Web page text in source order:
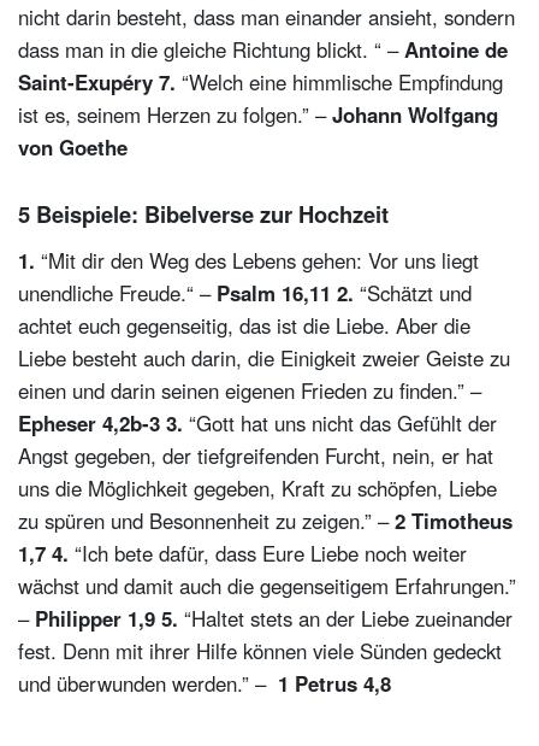
nicht darin besteht, dass man einander ansieht, sondern
dass man in die gleiche Richtung blickt. “ – Antoine de
Saint-Exupéry 7. “Welch eine himmlische Empfindung
ist es, seinem Herzen zu folgen.” –Johann Wolfgang
von Goethe
5 Beispiele: Bibelverse zur Hochzeit
1. “Mit dir den Weg des Lebens gehen: Vor uns liegt
unendliche Freude.“ – Psalm 16,11 2. “Schätzt und
achtet euch gegenseitig, das ist die Liebe. Aber die
Liebe besteht auch darin, die Einigkeit zweier Geiste zu
einen und darin seinen eigenen Frieden zu finden.” –
Epheser 4,2b-3 3. “Gott hat uns nicht das Gefühlt der
Angst gegeben, der tiefgreifenden Furcht, nein, er hat
uns die Möglichkeit gegeben, Kraft zu schöpfen, Liebe
zu spüren und Besonnenheit zu zeigen.” –2 Timotheus
1,7 4. “Ich bete dafür, dass Eure Liebe noch weiter
wächst und damit auch die gegenseitigem Erfahrungen.”
– Philipper 1,9 5. “Haltet stets an der Liebe zueinander
fest. Denn mit ihrer Hilfe können viele Sünden gedeckt
und überwunden werden.” – 1 Petrus 4,8